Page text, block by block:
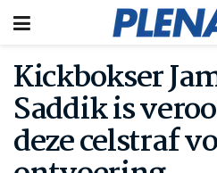
Kickbokser
Saddik is
deze celstraf